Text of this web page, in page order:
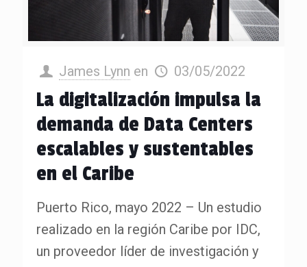
James Lynn en 03/05/2022
La digitalización impulsa la
demanda de Data Centers
escalables y sustentables
en el Caribe
Puerto Rico, mayo 2022 – Un estudio
realizado en la región Caribe por IDC,
un proveedor líder de investigación y